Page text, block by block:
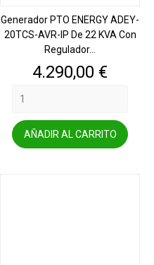
Generador PTO ENERGY ADEY-
20TCS-AVR-IP De 22 KVA Con
Regulador...
Precio
4.290,00 €
AÑADIR AL CARRITO